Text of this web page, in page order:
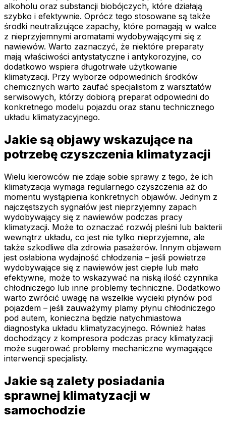
alkoholu oraz substancji biobójczych, które działają
szybko i efektywnie. Oprócz tego stosowane są także
środki neutralizujące zapachy, które pomagają w walce
z nieprzyjemnymi aromatami wydobywającymi się z
nawiewów. Warto zaznaczyć, że niektóre preparaty
mają właściwości antystatyczne i antykorozyjne, co
dodatkowo wspiera długotrwałe użytkowanie
klimatyzacji. Przy wyborze odpowiednich środków
chemicznych warto zaufać specjalistom z warsztatów
serwisowych, którzy dobiorą preparat odpowiedni do
konkretnego modelu pojazdu oraz stanu technicznego
układu klimatyzacyjnego.
Jakie są objawy wskazujące na
potrzebę czyszczenia klimatyzacji
Wielu kierowców nie zdaje sobie sprawy z tego, że ich
klimatyzacja wymaga regularnego czyszczenia aż do
momentu wystąpienia konkretnych objawów. Jednym z
najczęstszych sygnałów jest nieprzyjemny zapach
wydobywający się z nawiewów podczas pracy
klimatyzacji. Może to oznaczać rozwój pleśni lub bakterii
wewnątrz układu, co jest nie tylko nieprzyjemne, ale
także szkodliwe dla zdrowia pasażerów. Innym objawem
jest osłabiona wydajność chłodzenia – jeśli powietrze
wydobywające się z nawiewów jest ciepłe lub mało
efektywne, może to wskazywać na niską ilość czynnika
chłodniczego lub inne problemy techniczne. Dodatkowo
warto zwrócić uwagę na wszelkie wycieki płynów pod
pojazdem – jeśli zauważymy plamy płynu chłodniczego
pod autem, konieczna będzie natychmiastowa
diagnostyka układu klimatyzacyjnego. Również hałas
dochodzący z kompresora podczas pracy klimatyzacji
może sugerować problemy mechaniczne wymagające
interwencji specjalisty.
Jakie są zalety posiadania
sprawnej klimatyzacji w
samochodzie